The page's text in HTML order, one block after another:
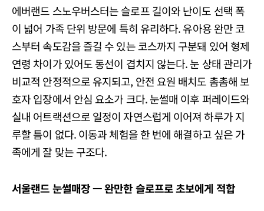
에버랜드 스노우버스터는 슬로프 길이와 난이도 선택 폭
이 넓어 가족 단위 방문에 특히 유리하다. 유아용 완만 코
스부터 속도감을 즐길 수 있는 코스까지 구분돼 있어 형제
연령 차이가 있어도 동선이 겹치지 않는다. 눈 상태 관리가
비교적 안정적으로 유지되고, 안전 요원 배치도 촘촘해 보
호자 입장에서 안심 요소가 크다. 눈썰매 이후 퍼레이드와
실내 어트랙션으로 일정이 자연스럽게 이어져 하루가 지
루할 틈이 없다. 이동과 체험을 한 번에 해결하고 싶은 가
족에게 잘 맞는 구조다.
서울랜드눈썰매장ㅡ완만한슬로프로초보에게 적합